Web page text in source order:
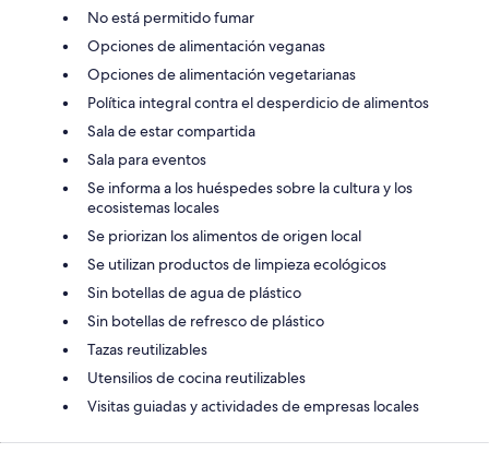
No está permitido fumar
Opciones de alimentación veganas
Opciones de alimentación vegetarianas
Política integral contra el desperdicio de alimentos
Sala de estar compartida
Sala para eventos
Se informa a los huéspedes sobre la cultura y los
ecosistemas locales
Se priorizan los alimentos de origen local
Se utilizan productos de limpieza ecológicos
Sin botellas de agua de plástico
Sin botellas de refresco de plástico
Tazas reutilizables
Utensilios de cocina reutilizables
Visitas guiadas y actividades de empresas locales